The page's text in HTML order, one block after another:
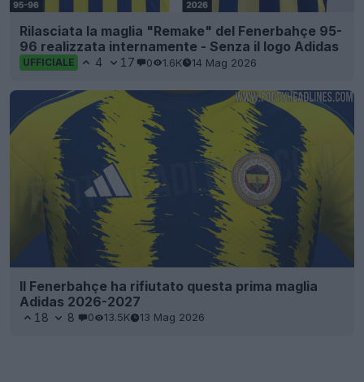
Rilasciata la maglia "Remake" del Fenerbahçe 95-
96 realizzata internamente - Senza il logo Adidas
UFFICIALE 4 17 0 1.6K 14 Mag 2026
Il Fenerbahçe ha rifiutato questa prima maglia
Adidas 2026-2027
18 8 0 13.5K 13 Mag 2026